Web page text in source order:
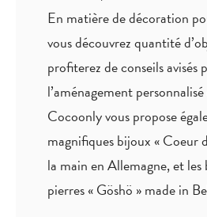
En matière de décoration
vous découvrez quantité
profiterez deconseils avisés
l’aménagement
Cocoonly vous propose
magnifiques bijoux « Coeur
la main en Allemagne, et les
pierres « Göshö » made in